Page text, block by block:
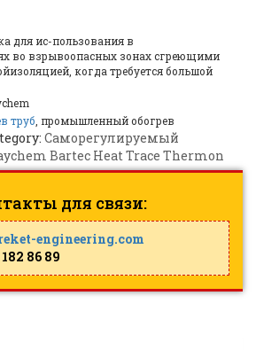
для ис-пользования в
во взрывоопасных зонах сгреющими
когда требуется большой
труб, промышленный обогрев
Саморегулируемый
Bartec Heat Trace Thermon
для связи:
engineering.com
86 89